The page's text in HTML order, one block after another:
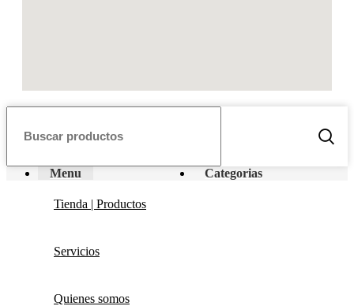
Menu Categorias
Tienda | Productos
Servicios
Quienes somos